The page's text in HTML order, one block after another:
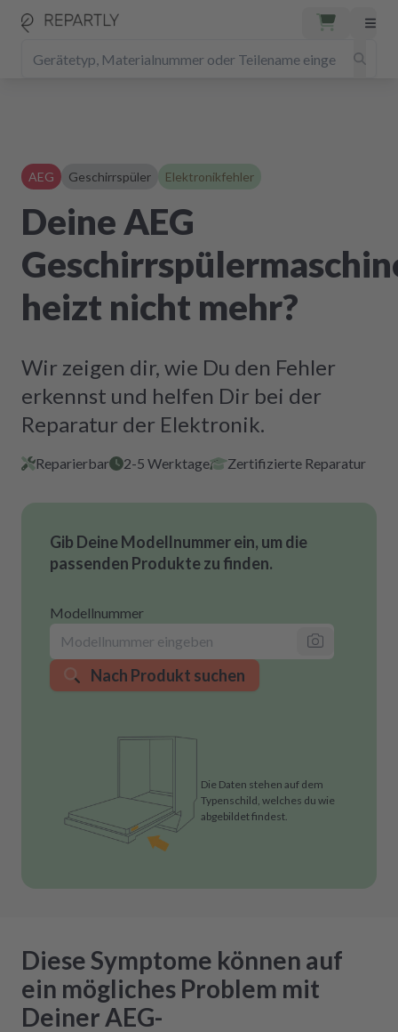
AEG Geschirrspüler Elektronikfehler
Deine AEG
heizt nicht mehr?
Wir zeigen dir, wie Du den Fehler
erkennst und helfen Dir bei der
Reparatur der Elektronik.
Reparierbar 2-5 Werktage Zertifizierte Reparatur
Gib Deine Modellnummer ein, um die
passenden Produkte zu finden.
Modellnummer
Nach Produkt suchen
Die Daten stehen auf dem
Typenschild, welches du wie
abgebildet findest.
Diese Symptome können auf
ein mögliches Problem mit
Deiner AEG-